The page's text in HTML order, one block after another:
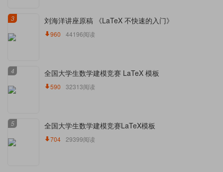
3 刘海洋讲座原稿 《LaTeX 不快速的入门》
960 44196阅读
4 全国大学生数学建模竞赛 LaTeX 模板
590 32313阅读
5 全国大学生数学建模竞赛LaTeX模板
704 29399阅读